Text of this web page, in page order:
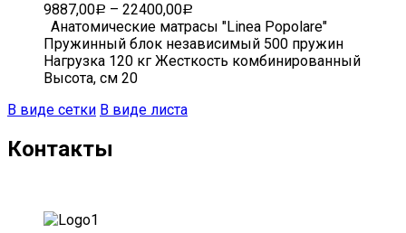
9887,00Р – 22400,00Р
Анатомические матрасы "Linea Popolare"
Пружинный блок независимый 500 пружин
Нагрузка 120 кг Жесткость комбинированный
Высота, см 20
В виде сетки В виде листа
Контакты